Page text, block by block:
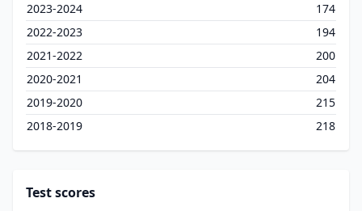
2023-2024
174
2022-2023
194
2021-2022
200
2020-2021
204
2019-2020
215
2018-2019
218
Test scores